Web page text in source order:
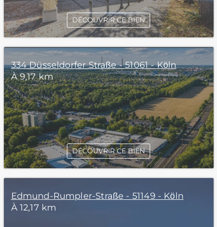
DÉCOUVRIR CE BIEN
334 Düsseldorfer Straße - 51061 - Köln
À 9,17 km
DÉCOUVRIR CE BIEN
Edmund-Rumpler-Straße - 51149 - Köln
À 12,17 km